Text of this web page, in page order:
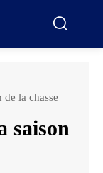
de la chasse
saison